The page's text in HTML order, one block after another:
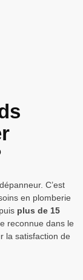
C’est
en plomberie
plus de 15
reconnue dans le
la satisfaction de